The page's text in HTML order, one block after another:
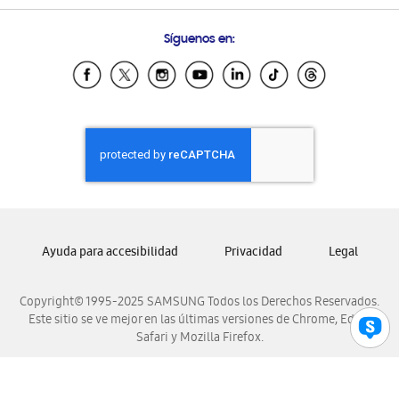
Samsung Ecuador
Samsung El Salvador
Samsung Honduras
Samsung Nicaragua
Samsung Panamá
Samsung Venezuela
Síguenos en:
Copyright© 1995-2025 SAMSUNG Todos los Derechos Reservados.
Este sitio se ve mejor en las últimas versiones de Chrome, Edge,
Safari y Mozilla Firefox.
Ayuda para accesibilidad Privacidad Legal